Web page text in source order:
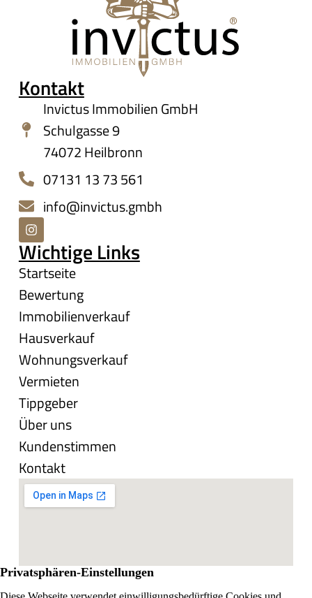
Kontakt
Invictus Immobilien GmbH
Schulgasse 9
74072 Heilbronn
07131 13 73 561
info@invictus.gmbh
Wichtige Links
Startseite
Bewertung
Immobilienverkauf
Hausverkauf
Wohnungsverkauf
Vermieten
Tippgeber
Über uns
Kundenstimmen
Kontakt